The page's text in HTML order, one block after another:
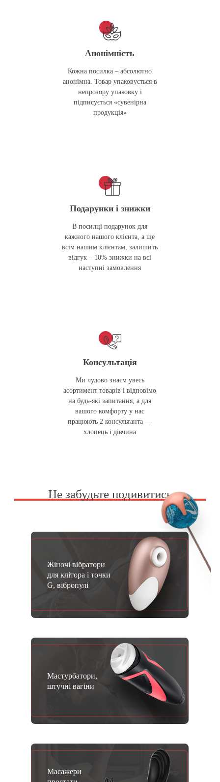
Анонімність
Кожна посилка – абсолютно
анонімна. Товар упаковується в
непрозору упаковку і
підписується «сувенірна
продукція»
Подарунки і знижки
В посилці подарунок для
кажного нашого клієнта, а ще
всім нашим клієнтам, залишить
відгук – 10% знижки на всі
наступні замовлення
Консультація
Ми чудово знаєм увесь
асортимент товарів і відповімо
на будь-які запитання, а для
вашого комфорту у нас
працюють 2 консультанта —
хлопець і дівчина
Не забудьте подивитись
Жіночі вібратори
для клітора і точки
G, вібропулі
Мастурбатори,
штучні вагіни
Масажери